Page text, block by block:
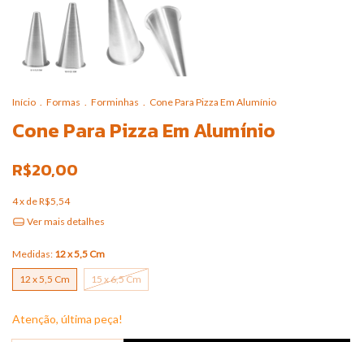
Início . Formas . Forminhas . Cone Para Pizza Em Alumínio
Cone Para Pizza Em Alumínio
R$20,00
4x deR$5,54
Ver mais detalhes
Medidas: 12 x 5,5 Cm
12 x 5,5 Cm 15 x 6,5 Cm
Atenção, última peça!